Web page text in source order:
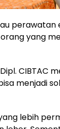
yang
CIBTAC
menjadi
lebih